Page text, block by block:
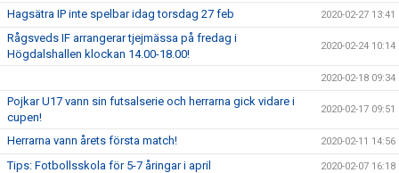
Hagsätra IP inte spelbar idag torsdag 27 feb 2020-02-27 13:41
Rågsveds IF arrangerar tjejmässa på fredag i
Högdalshallen klockan 14.00-18.00!
2020-02-24 10:14
2020-02-18 09:34
Pojkar U17 vann sin futsalserie och herrarna gick vidare i
cupen!
2020-02-17 09:51
Herrarna vann årets första match! 2020-02-11 14:56
Tips: Fotbollsskola för 5-7 åringar i april 2020-02-07 16:18